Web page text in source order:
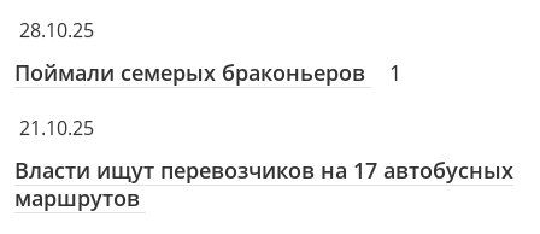
28.10.25
Поймали семерых браконьеров 1
21.10.25
Власти ищут перевозчиков на 17 автобусных
маршрутов